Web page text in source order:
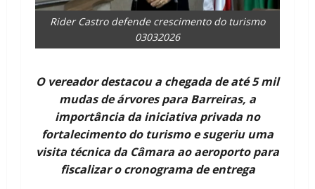
Rider Castro defende crescimento do turismo
03032026
O vereador destacou a chegada de até 5 mil
mudas de árvores para Barreiras, a
importância da iniciativa privada no
fortalecimento do turismo e sugeriu uma
visita técnica da Câmara ao aeroporto para
fiscalizar o cronograma de entrega